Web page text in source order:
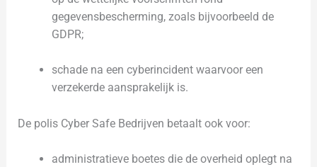
gegevensbescherming, zoals bijvoorbeeld de
GDPR;
schade na een cyberincident waarvoor een
verzekerde aansprakelijk is.
De polis Cyber Safe Bedrijven betaalt ook voor:
administratieve boetes die de overheid oplegt na